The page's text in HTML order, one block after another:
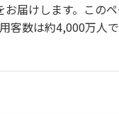
届けします。この
客数は約4,000万人